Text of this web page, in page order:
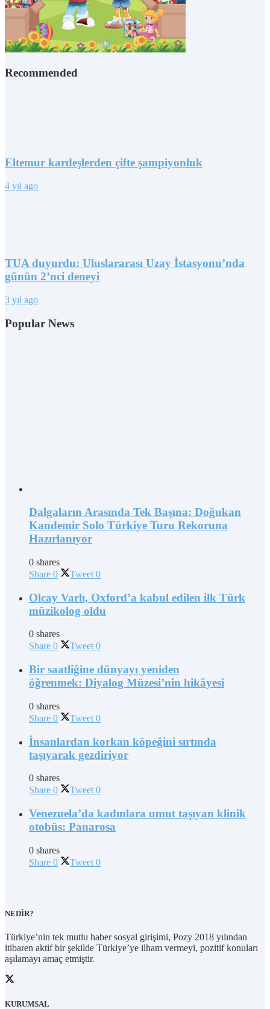
Recommended
Eltemur kardeşlerden çifte şampiyonluk
4 yıl ago
TUA duyurdu: Uluslararası Uzay İstasyonu’nda
günün 2’nci deneyi
3 yıl ago
Popular News
Dalgaların Arasında Tek Başına: Doğukan
Kandemir Solo Türkiye Turu Rekoruna
Hazırlanıyor
0 shares
Share 0 Tweet 0
Olcay Varlı, Oxford’a kabul edilen ilk Türk
müzikolog oldu
0 shares
Share 0 Tweet 0
Bir saatliğine dünyayı yeniden
öğrenmek: Diyalog Müzesi’nin hikâyesi
0 shares
Share 0 Tweet 0
İnsanlardan korkan köpeğini sırtında
taşıyarak gezdiriyor
0 shares
Share 0 Tweet 0
Venezuela’da kadınlara umut taşıyan klinik
otobüs: Panarosa
0 shares
Share 0 Tweet 0
NEDİR?
Türkiye’nin tek mutlu haber sosyal girişimi, Pozy 2018 yılından
itibaren aktif bir şekilde Türkiye’ye ilham vermeyi, pozitif konuları
aşılamayı amaç etmiştir.
KURUMSAL